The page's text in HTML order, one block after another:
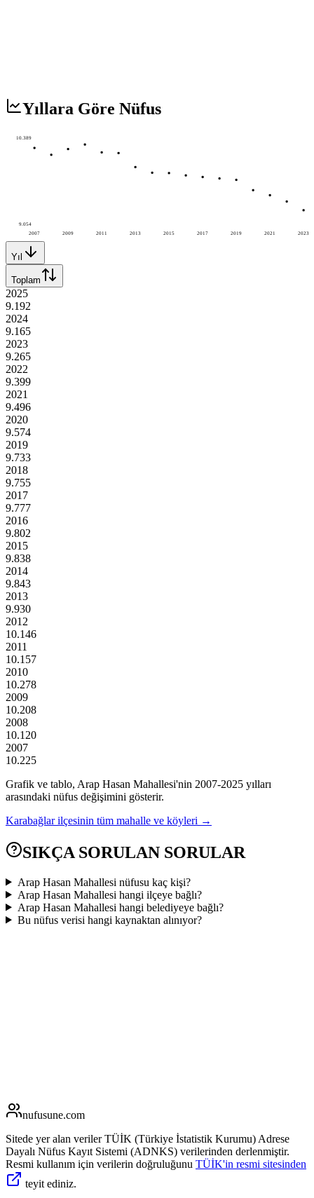
Yıllara Göre Nüfus
2007 2009 2011 2013 2015 2017 2019 2021 2023
10.389
9.054
Yıl
Toplam
2025
9.192
2024
9.165
2023
9.265
2022
9.399
2021
9.496
2020
9.574
2019
9.733
2018
9.755
2017
9.777
2016
9.802
2015
9.838
2014
9.843
2013
9.930
2012
10.146
2011
10.157
2010
10.278
2009
10.208
2008
10.120
2007
10.225
Grafik ve tablo, Arap Hasan Mahallesi'nin 2007-2025 yılları
arasındaki nüfus değişimini gösterir.
Karabağlar ilçesinin tüm mahalle ve köyleri →
SIKÇA SORULAN SORULAR
Arap Hasan Mahallesi nüfusu kaç kişi?
Arap Hasan Mahallesi hangi ilçeye bağlı?
Arap Hasan Mahallesi hangi belediyeye bağlı?
Bu nüfus verisi hangi kaynaktan alınıyor?
nufusune.com
Sitede yer alan veriler TÜİK (Türkiye İstatistik Kurumu) Adrese
Dayalı Nüfus Kayıt Sistemi (ADNKS) verilerinden derlenmiştir.
Resmi kullanım için verilerin doğruluğunu TÜİK'in resmi sitesinden
teyit ediniz.